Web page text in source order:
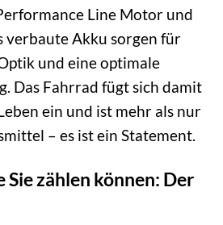
Line Motor und
verbaute Akku sorgen für
und eine optimale
Das Fahrrad fügt sich damit
ein und ist mehr als nur
– es ist ein Statement.
Sie zählen können: Der